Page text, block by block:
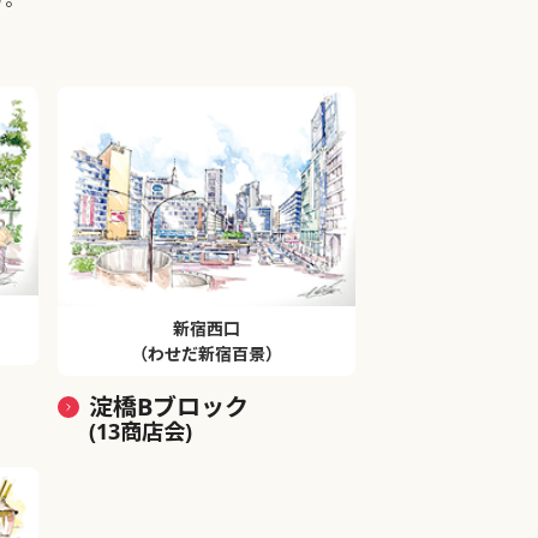
新宿西口
（わせだ新宿百景）
淀橋Bブロック
(13商店会)